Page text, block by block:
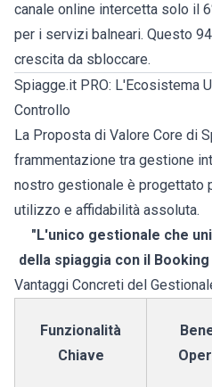
canale online intercetta solo il
per i servizi balneari. Questo
crescita da sbloccare.
Spiagge.it PRO: L'Ecosistema
Controllo
La Proposta di Valore Core di
frammentazione tra gestione
nostro gestionale è progettato
utilizzo e affidabilità assoluta.
"L'unico gestionale che
della spiaggia con il
Vantaggi Concreti del
Funzionalità
Chiave